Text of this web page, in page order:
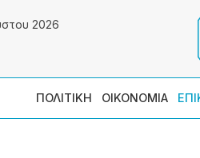
2026
ΠΟΛΙΤΙΚΗ ΟΙΚΟΝΟΜΙΑ